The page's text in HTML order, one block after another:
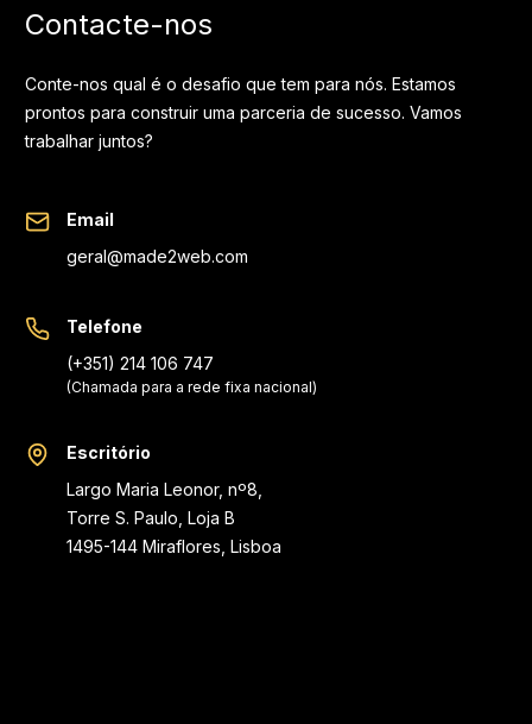
Contacte-nos
Conte-nos qual é o desafio que tem para nós. Estamos
prontos para construir uma parceria de sucesso. Vamos
trabalhar juntos?
Email
geral@made2web.com
Telefone
(+351) 214 106 747
(Chamada para a rede fixa nacional)
Escritório
Largo Maria Leonor, nº8,
Torre S. Paulo, Loja B
1495-144 Miraflores, Lisboa